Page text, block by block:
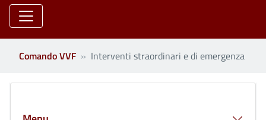
Comando VVF Interventi straordinari e di emergenza